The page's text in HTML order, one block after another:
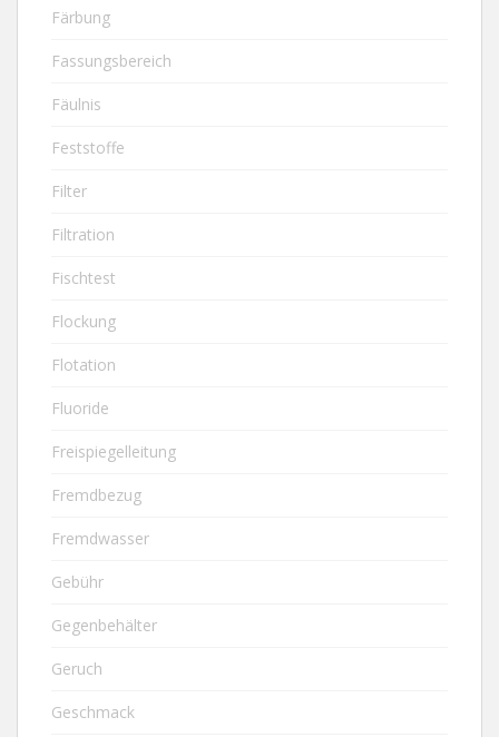
Färbung
Fassungsbereich
Fäulnis
Feststoffe
Filter
Filtration
Fischtest
Flockung
Flotation
Fluoride
Freispiegelleitung
Fremdbezug
Fremdwasser
Gebühr
Gegenbehälter
Geruch
Geschmack